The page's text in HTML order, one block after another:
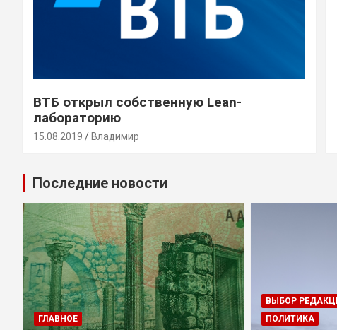
ВТБ открыл собственную Lean-
лабораторию
15.08.2019 Владимир
Последние новости
ГЛАВНОЕ
ВЫБОР
ПОЛИТИКА